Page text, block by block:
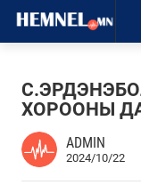
ХОРООНЫ
ADMIN
2024/10/22